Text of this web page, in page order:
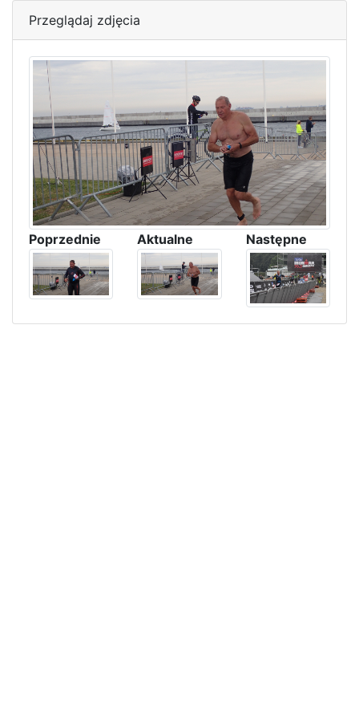
Przeglądaj zdjęcia
Poprzednie Aktualne Następne